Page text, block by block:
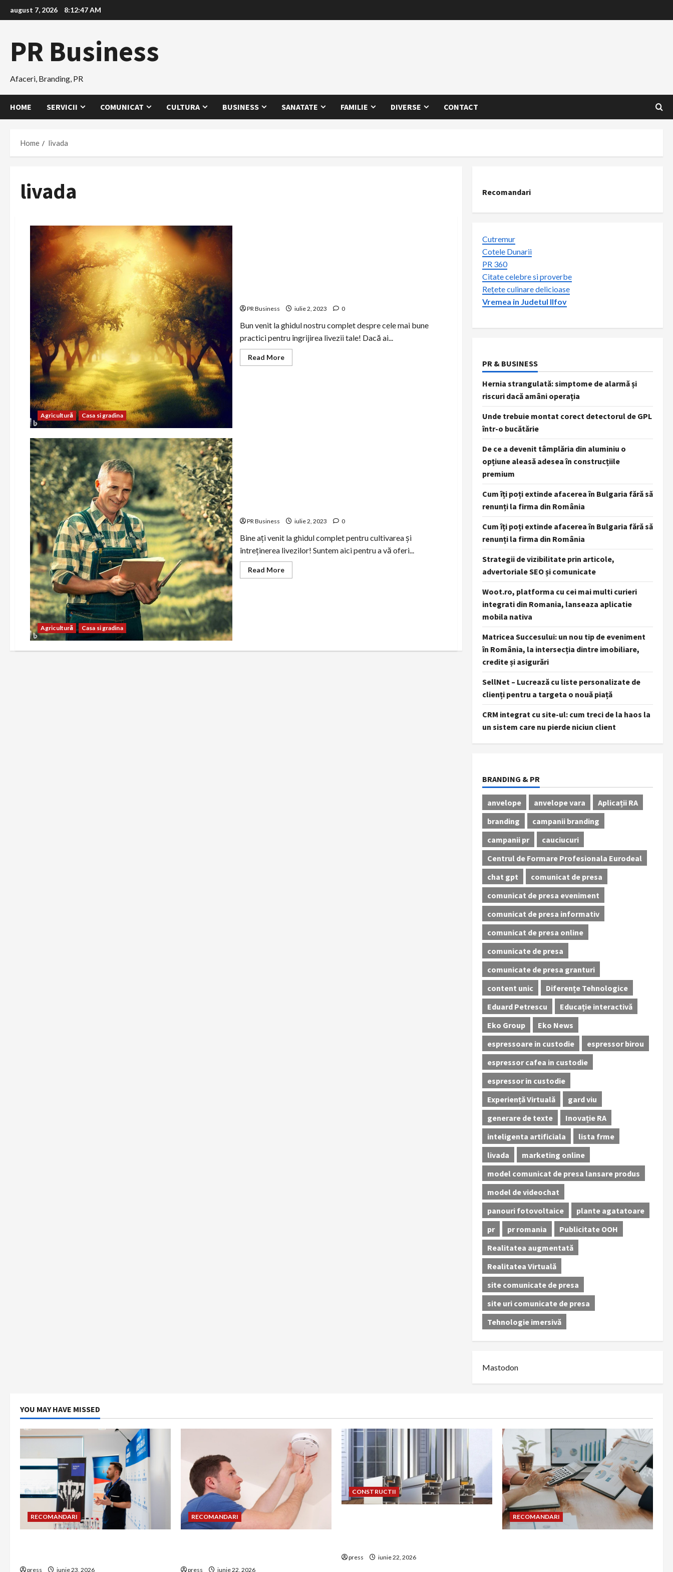
to
august 7, 2026 8:12:48 AM
PR Business
Afaceri, Branding, PR
HOME SERVICII COMUNICAT CULTURA BUSINESS SANATATE FAMILIE DIVERSE CONTACT
Home livada
livada
Agricultură Casa si gradina
PR Business iulie 2, 2023 0
Bun venit la ghidul nostru complet despre cele mai bune
practici pentru îngrijirea livezii tale! Dacă ai...
Read MoreRead
more
Agricultură Casa si gradina
PR Business iulie 2, 2023 0
Bine ați venit la ghidul complet pentru cultivarea și
întreținerea livezilor! Suntem aici pentru a vă oferi...
Read MoreRead
more
Recomandari
Cutremur
Cotele Dunarii
PR 360
Citate celebre si proverbe
Rețete culinare delicioase
Vremea in Judetul Ilfov
PR & BUSINESS
Hernia strangulată: simptome de alarmă și
riscuri dacă amâni operația
Unde trebuie montat corect detectorul de GPL
într-o bucătărie
De ce a devenit tâmplăria din aluminiu o
opțiune aleasă adesea în construcțiile
premium
Cum îți poți extinde afacerea în Bulgaria fără să
renunți la firma din România
Cum îți poți extinde afacerea în Bulgaria fără să
renunți la firma din România
Strategii de vizibilitate prin articole,
advertoriale SEO și comunicate
Woot.ro, platforma cu cei mai multi curieri
integrati din Romania, lanseaza aplicatie
mobila nativa
Matricea Succesului: un nou tip de eveniment
în România, la intersecția dintre imobiliare,
credite și asigurări
SellNet – Lucrează cu liste personalizate de
clienți pentru a targeta o nouă piață
CRM integrat cu site-ul: cum treci de la haos la
un sistem care nu pierde niciun client
BRANDING & PR
anvelope anvelope vara
Aplicații RA
branding
campanii branding
campanii pr
cauciucuri
Centrul de Formare Profesionala Eurodeal
chat gpt
comunicat de presa
comunicat de presa eveniment
comunicat de presa informativ
comunicat de presa online
comunicate de presa
comunicate de presa granturi
content unic
Diferențe Tehnologice
Eduard Petrescu
Educație interactivă
Eko Group
Eko News
espressoare in custodie
espressor birou
espressor cafea in custodie
espressor in custodie
Experiență Virtuală
gard viu
generare de texte
Inovație RA
inteligenta artificiala
lista frme
livada
marketing online
model comunicat de presa lansare produs
model de videochat
panouri fotovoltaice
plante agatatoare
pr
pr romania
Publicitate OOH
Realitatea augmentată
Realitatea Virtuală
site comunicate de presa
site uri comunicate de presa
Tehnologie imersivă
Mastodon
YOU MAY HAVE MISSED
RECOMANDARI
press iunie 23, 2026
RECOMANDARI
press iunie 22, 2026
CONSTRUCTII
press iunie 22, 2026
RECOMANDARI